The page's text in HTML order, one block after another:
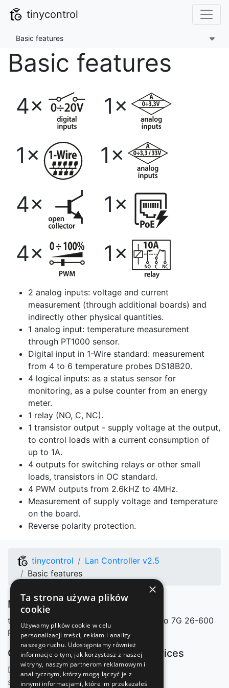
tinycontrol
Basic features
Basic features
4×
1×
1×
1×
4×
1×
4×
1×
2 analog inputs: voltage and current
measurement (through additional boards) and
indirectly other physical quantities.
1 analog input: temperature measurement
through PT1000 sensor.
Digital input in 1-Wire standard: measurement
from 4 to 6 temperature probes DS18B20.
4 logical inputs: as a status sensor for
monitoring, as a pulse counter from an energy
meter.
1 relay (NO, C, NC).
1 transistor output - supply voltage at the output,
to control loads with a current consumption of
up to 1A.
4 outputs for switching relays or other small
loads, transistors in OC standard.
4 PWM outputs from 2.6kHZ to 4MHz.
Measurement of supply voltage and temperature
on the board.
Reverse polarity protection.
tinycontrol
Lan Controller v2.5
Basic features
Manufacturer
tinycontrol Marcin Nosek Mazowieckiego 7G 26-600
Radom, Polska
Our shops
Distributors
sklep.tinycontrol.pl
Our services
mqtt.ats.pl
×
Ta strona używa plików
cookie
Używamy plików cookie w celu
personalizacji treści, reklam i analizy
naszego ruchu. Udostępniamy również
informacje o tym, jak korzystasz z naszej
witryny, naszym partnerom reklamowym i
analitycznym, którzy mogą łączyć je z
innymi informacjami, które im przekazałeś